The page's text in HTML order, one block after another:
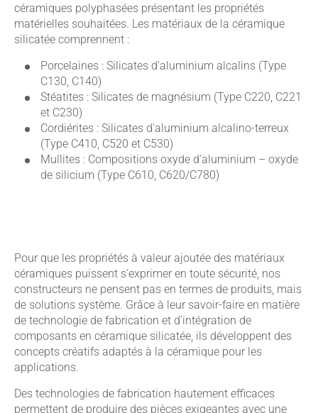
céramiques polyphasées présentant les propriétés
matérielles souhaitées. Les matériaux de la céramique
silicatée comprennent :
Porcelaines : Silicates d'aluminium alcalins (Type
C130, C140)
Stéatites : Silicates de magnésium (Type C220, C221
et C230)
Cordiérites : Silicates d'aluminium alcalino-terreux
(Type C410, C520 et C530)
Mullites : Compositions oxyde d'aluminium – oxyde
de silicium (Type C610, C620/C780)
Pour que les propriétés à valeur ajoutée des matériaux
céramiques puissent s'exprimer en toute sécurité, nos
constructeurs ne pensent pas en termes de produits, mais
de solutions système. Grâce à leur savoir-faire en matière
de technologie de fabrication et d'intégration de
composants en céramique silicatée, ils développent des
concepts créatifs adaptés à la céramique pour les
applications.
Des technologies de fabrication hautement efficaces
permettent de produire des pièces exigeantes avec une